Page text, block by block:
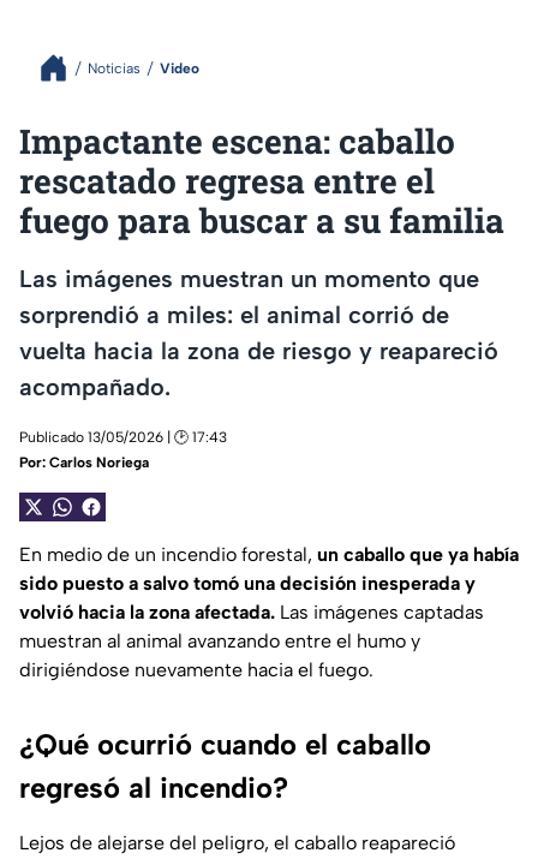
Noticias Video
Impactante escena: caballo
rescatado regresa entre el
fuego para buscar a su familia
Las imágenes muestran un momento que
sorprendió a miles: el animal corrió de
vuelta hacia la zona de riesgo y reapareció
acompañado.
Publicado 13/05/2026 | 🕑 17:43
Por: Carlos Noriega
En medio de un incendio forestal, un caballo que ya había
sido puesto a salvo tomó una decisión inesperada y
volvió hacia la zona afectada. Las imágenes captadas
muestran al animal avanzando entre el humo y
dirigiéndose nuevamente hacia el fuego.
¿Qué ocurrió cuando el caballo
regresó al incendio?
Lejos de alejarse del peligro, el caballo reapareció